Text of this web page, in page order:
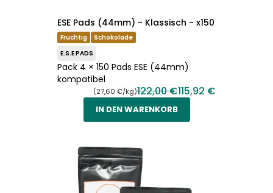
ESE Pads (44mm) - Klassisch - x150
Fruchtig
Schokolade
E.S.E PADS
Pack 4 × 150 Pads ESE (44mm)
kompatibel
(27,60 €/kg)122,00 €115,92 €
IN DEN WARENKORB